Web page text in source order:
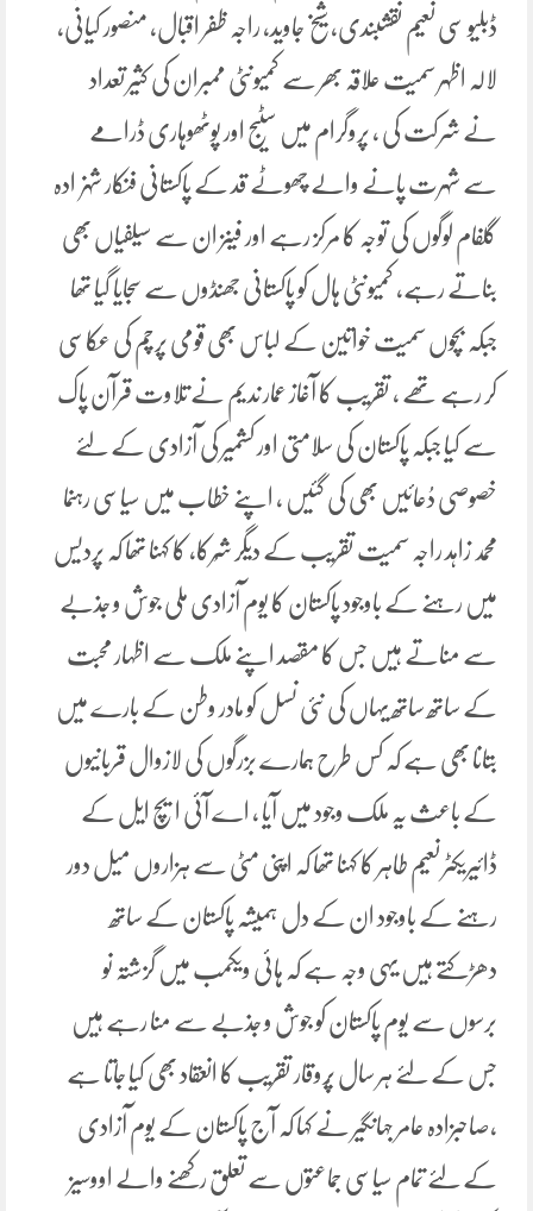
ڈبلیو سی نعیم نقشبندی، شیخ جاوید، راجہ ظفر اقبال، منصور کیانی،
لالہ اظہر سمیت علاقہ بھر سے کمیونٹی ممبران کی کثیر تعداد
نے شرکت کی ، پروگرام میں سٹیج اور پوٹھوہاری ڈرامے
سے شہرت پانے والے چھوٹے قد کے پاکستانی فنکار شہزادہ
گلفام لوگوں کی توجہ کا مرکز رہے اور فینز ان سے سیلفیاں بھی
بناتے رہے، کمیونٹی ہال کو پاکستانی جھنڈوں سے سجایا گیا تھا
جبکہ بچوں سمیت خواتین کے لباس بھی قومی پرچم کی عکاسی
کر رہے تھے ، تقریب کا آغاز عمار ندیم نے تلاوت قرآن پاک
سے کیا جبکہ پاکستان کی سلامتی اور کشمیر کی آزادی کے لئے
خصوصی دُعائیں بھی کی گئیں ، اپنے خطاب میں سیاسی رہنما
محمد زاہد راجہ سمیت تقریب کے دیگر شُرکا، کا کہنا تھا کہ پردیس
میں رہنے کے باوجود پاکستان کا یوم آزادی ملی جوش و جذبے
سے مناتے ہیں جس کا مقصد اپنے ملک سے اظہار محبت
کے ساتھ ساتھ یہاں کی نئی نسل کو مادر وطن کے بارے میں
بتانا بھی ہے کہ کس طرح ہمارے بزرگوں کی لازوال قربانیوں
کے باعث یہ ملک وجود میں آیا ، اے آئی ایچ ایل کے
ڈائیریکٹر نعیم طاہر کا کہنا تھا کہ اپنی مٹی سے ہزاروں میل دور
رہنے کے باوجود ان کے دل ہمیشہ پاکستان کے ساتھ
دھڑکتے ہیں یہی وجہ ہے کہ ہائی ویکمب میں گزشتہ نو
برسوں سے یوم پاکستان کو جوش و جذبے سے منا رہے ہیں
جس کے لئے ہر سال پُروقار تقریب کا انعقاد بھی کیا جاتا ہے
،صاحبزادہ عامر جہانگیر نے کہا کہ آج پاکستان کے یوم آزادی
کے لئے تمام سیاسی جماعتوں سے تعلق رکھنے والے اووسیز